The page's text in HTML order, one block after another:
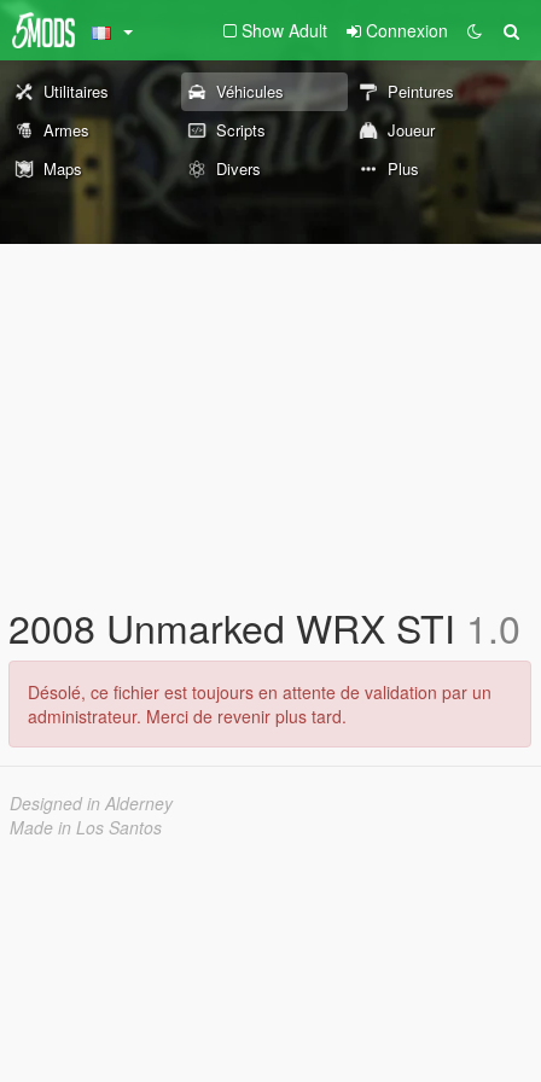
Show Adult Connexion
Utilitaires Véhicules
Peintures
Armes
Scripts
Joueur
Maps
Divers Plus
2008 Unmarked WRX STI 1.0
Désolé, ce fichier est toujours en attente de validation par un
administrateur. Merci de revenir plus tard.
Designed in Alderney
Made in Los Santos